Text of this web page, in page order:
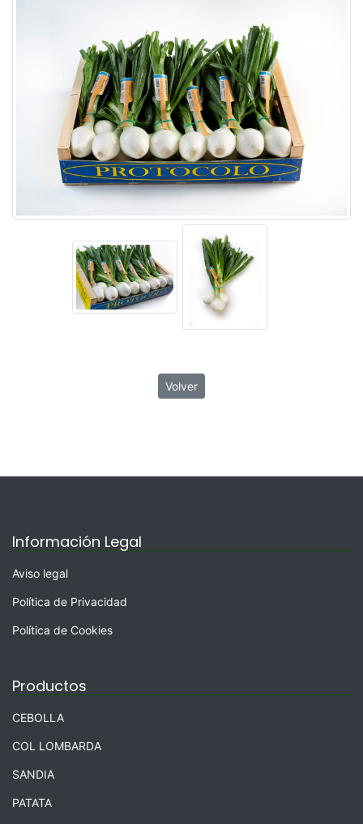
Volver
Información Legal
Aviso legal
Política de Privacidad
Política de Cookies
Productos
CEBOLLA
COL LOMBARDA
SANDIA
PATATA